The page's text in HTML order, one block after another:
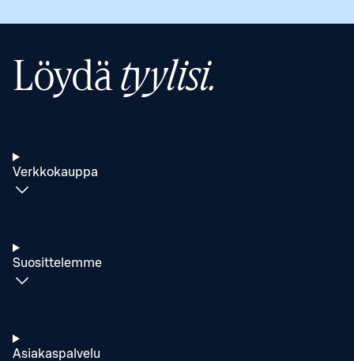
Löydätyylisi.
Verkkokauppa
Suosittelemme
Asiakaspalvelu